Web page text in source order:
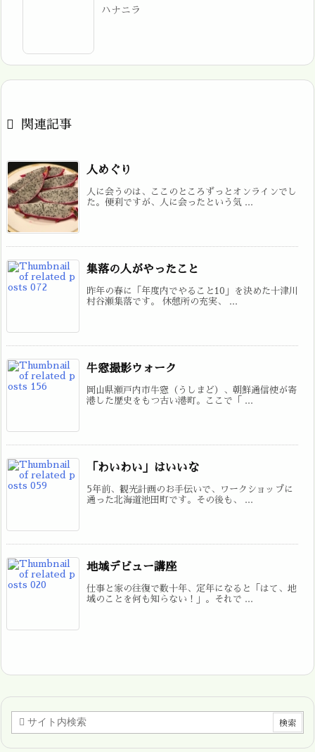
ハナニラ
 関連記事
人めぐり
人に会うのは、ここのところずっとオンラインでし
た。便利ですが、人に会ったという気 ...
集落の人がやったこと
昨年の春に「年度内でやること10」を決めた十津川
村谷瀬集落です。 休憩所の充実、 ...
牛窓撮影ウォーク
岡山県瀬戸内市牛窓（うしまど）、朝鮮通信使が寄
港した歴史をもつ古い港町。ここで「 ...
「わいわい」はいいな
5年前、観光計画のお手伝いで、ワークショップに
通った北海道池田町です。その後も、 ...
地域デビュー講座
仕事と家の往復で数十年、定年になると「はて、地
域のことを何も知らない！」。それで ...